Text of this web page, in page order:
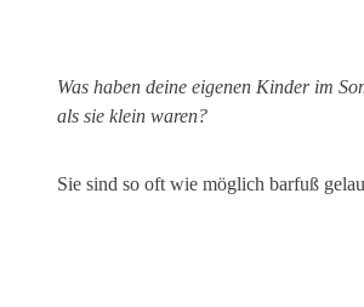
Was haben deine eigenen Kinder im
als sie klein waren?
Sie sind so oft wie möglich barfuß